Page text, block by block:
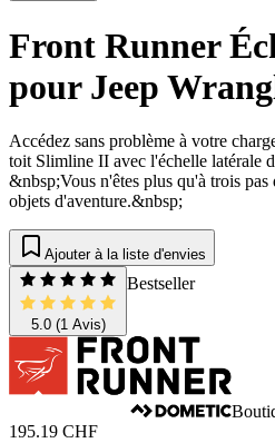
Front Runner
pour Jeep
Accédez sans problème à votre
toit Slimline II avec l'échelle latérale
&nbsp;Vous n'êtes plus qu'à trois
objets d'aventure.&nbsp;
Ajouter à la liste d'envies
5.0(1 Avis)
Bestseller
195.19 CHF